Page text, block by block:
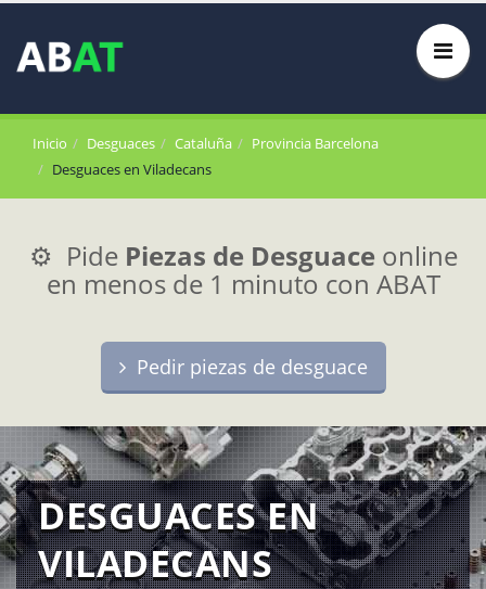
Inicio Desguaces Cataluña
Provincia Barcelona
Desguaces en Viladecans
⚙️ Pide Piezas de Desguace online
en menos de 1 minuto con ABAT
Pedir piezas de desguace
DESGUACES EN
VILADECANS